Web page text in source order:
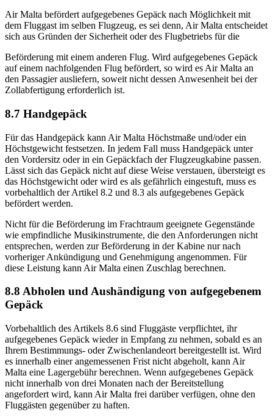
Air Malta befördert aufgegebenes Gepäck nach Möglichkeit mit
dem Fluggast im selben Flugzeug, es sei denn, Air Malta entscheidet
sich aus Gründen der Sicherheit oder des Flugbetriebs für die
Beförderung mit einem anderen Flug. Wird aufgegebenes Gepäck
auf einem nachfolgenden Flug befördert, so wird es Air Malta an
den Passagier ausliefern, soweit nicht dessen Anwesenheit bei der
Zollabfertigung erforderlich ist.
8.7 Handgepäck
Für das Handgepäck kann Air Malta Höchstmaße und/oder ein
Höchstgewicht festsetzen. In jedem Fall muss Handgepäck unter
den Vordersitz oder in ein Gepäckfach der Flugzeugkabine passen.
Lässt sich das Gepäck nicht auf diese Weise verstauen, übersteigt es
das Höchstgewicht oder wird es als gefährlich eingestuft, muss es
vorbehaltlich der Artikel 8.2 und 8.3 als aufgegebenes Gepäck
befördert werden.
Nicht für die Beförderung im Frachtraum geeignete Gegenstände
wie empfindliche Musikinstrumente, die den Anforderungen nicht
entsprechen, werden zur Beförderung in der Kabine nur nach
vorheriger Ankündigung und Genehmigung angenommen. Für
diese Leistung kann Air Malta einen Zuschlag berechnen.
8.8 Abholen und Aushändigung von aufgegebenem
Gepäck
Vorbehaltlich des Artikels 8.6 sind Fluggäste verpflichtet, ihr
aufgegebenes Gepäck wieder in Empfang zu nehmen, sobald es an
Ihrem Bestimmungs- oder Zwischenlandeort bereitgestellt ist. Wird
es innerhalb einer angemessenen Frist nicht abgeholt, kann Air
Malta eine Lagergebühr berechnen. Wenn aufgegebenes Gepäck
nicht innerhalb von drei Monaten nach der Bereitstellung
angefordert wird, kann Air Malta frei darüber verfügen, ohne den
Fluggästen gegenüber zu haften.